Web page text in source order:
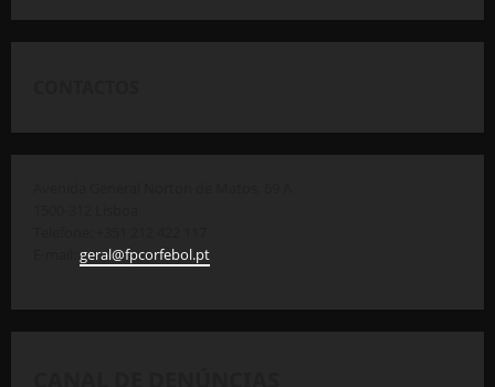
geral@fpcorfebol.pt